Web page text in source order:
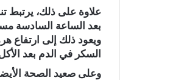
علاوة على ذلك، يرتبط
بعد الساعة السادسة
ويعود ذلك إلى ارتفاع
السكر في الدم بعد
وعلى صعيد الصحة